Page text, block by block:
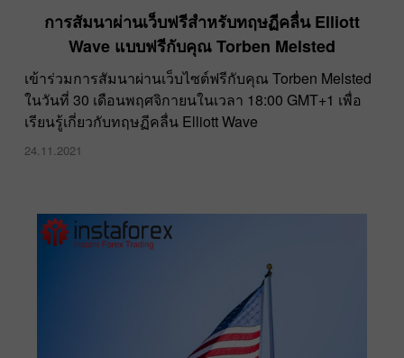
การสัมนาผ่านเว็บฟรีสำหรับทฤษฏีคลื่น Elliott
Wave แบบฟรีกับคุณ Torben Melsted
เข้าร่วมการสัมนาผ่านเว็บไซต์ฟรีกับคุณ Torben Melsted
ในวันที่ 30 เดือนพฤศจิกายนในเวลา 18:00 GMT+1 เพื่อ
เรียนรู้เกี่ยวกับทฤษฏีคลื่น Elliott Wave
24.11.2021